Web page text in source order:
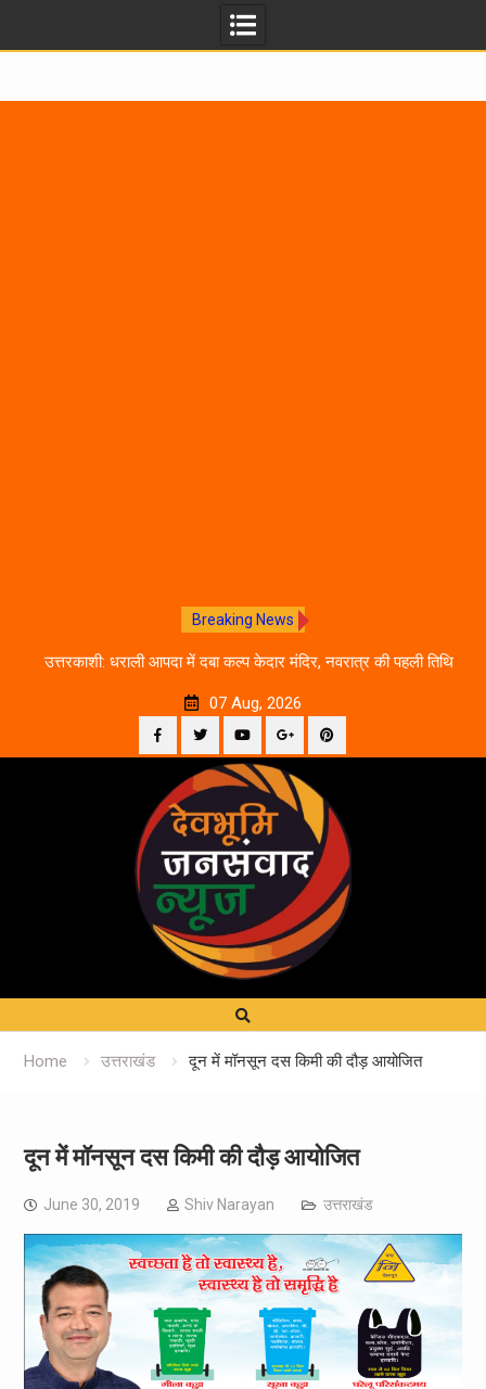
Breaking News
उत्तरकाशी: धराली आपदा में दबा कल्प केदार मंदिर, नवरात्र की पहली तिथि
07 Aug, 2026
Facebook
TwitterYouTubePlus
Google
Home उत्तराखंड दून में मॉनसून दस किमी की दौड़ आयोजित
दून में मॉनसून दस किमी की दौड़ आयोजित
June 30, 2019 Shiv Narayan उत्तराखंड